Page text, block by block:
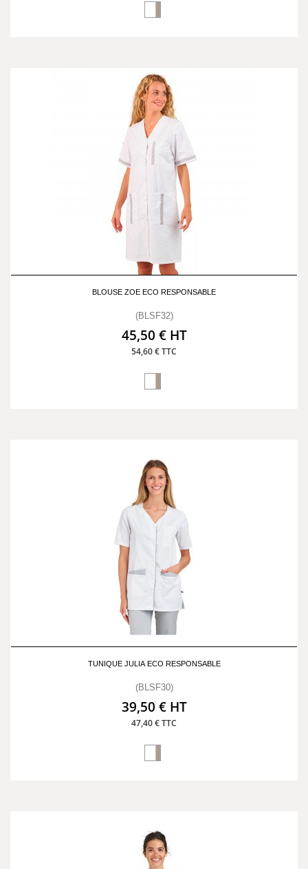
BLOUSE ZOE ECO RESPONSABLE
(BLSF32)
45,50 € HT
54,60 € TTC
TUNIQUE JULIA ECO RESPONSABLE
(BLSF30)
39,50 € HT
47,40 € TTC